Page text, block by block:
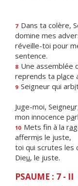
7 Dans ta colère,
domine mes
réveille-toi pour
sentence.
8 Une assemblée
reprends ta place
9 Seigneur qui arbi
Juge-moi, Seigneu
mon innocence pa
10 Mets fin à la ra
affermis le juste,
toi qui scrutes les
Dieu, le juste.
PSAUME : 7 - II